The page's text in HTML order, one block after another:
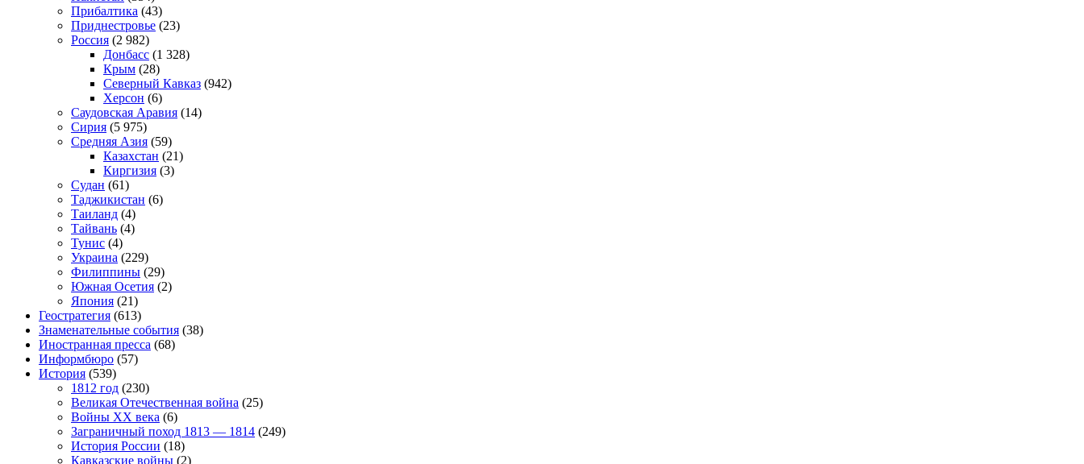
Прибалтика (43)
Приднестровье (23)
Россия (2 982)
Донбасс (1 328)
Крым (28)
Северный Кавказ (942)
Херсон (6)
Саудовская Аравия (14)
Сирия (5 975)
Средняя Азия (59)
Казахстан (21)
Киргизия (3)
Судан (61)
Таджикистан (6)
Таиланд (4)
Тайвань (4)
Тунис (4)
Украина (229)
Филиппины (29)
Южная Осетия (2)
Япония (21)
Геостратегия (613)
Знаменательные события (38)
Иностранная пресса (68)
Информбюро (57)
История (539)
1812 год (230)
Великая Отечественная война (25)
Войны XX века (6)
Заграничный поход 1813 — 1814 (249)
История России (18)
Кавказские войны (2)